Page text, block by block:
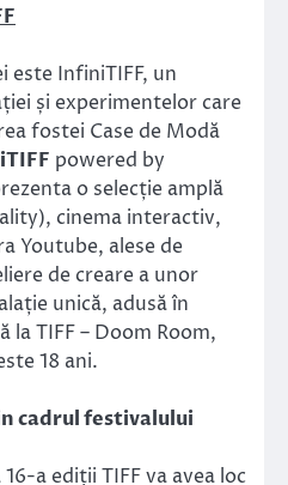
este InfiniTIFF, un
și experimentelor care
fostei Case de Modă
powered by
o selecție amplă
cinema interactiv,
Youtube, alese de
de creare a unor
unică, adusă în
la TIFF – Doom Room,
18 ani.
cadrul festivalului
a ediții TIFF va avea loc